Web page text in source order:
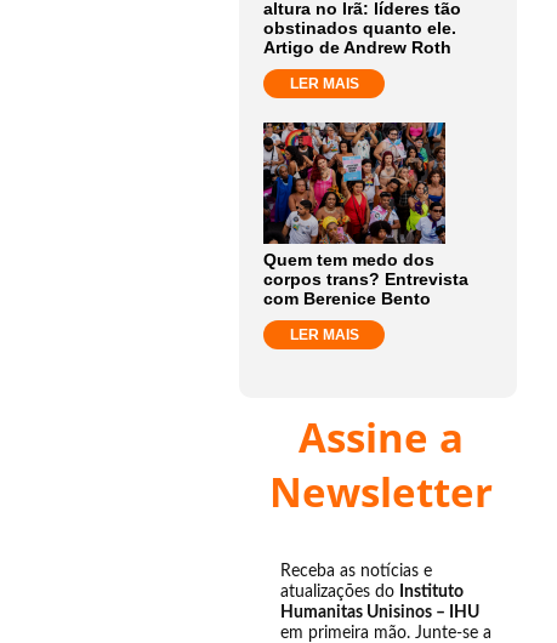
altura no Irã: líderes tão
obstinados quanto ele.
Artigo de Andrew Roth
LER MAIS
Quem tem medo dos
corpos trans? Entrevista
com Berenice Bento
LER MAIS
Assine a
Newsletter
Receba as notícias e
atualizações do Instituto
Humanitas Unisinos – IHU
em primeira mão. Junte-se a